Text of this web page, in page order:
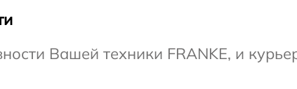
Вашей техники FRANKE, и